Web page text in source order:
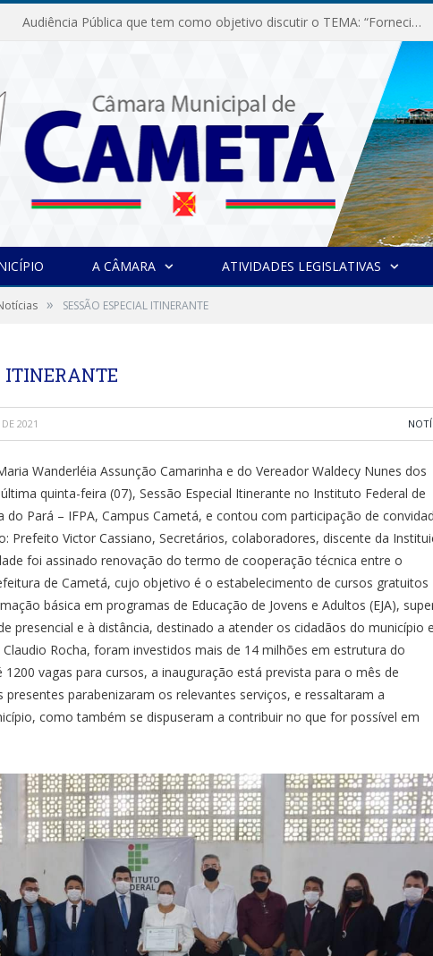
Audiência Pública que tem como objetivo discutir o TEMA: “Fornecimento de Energia Elétrica em Debate: Tarifas, Qualidade e Atendimento dos Serviços”
A CÂMARA ATIVIDADES LEGISLATIVAS
» SESSÃO ESPECIAL ITINERANTE
ITINERANTE
2021
Wanderléia Assunção Camarinha e do Vereador Waldecy Nunes dos
quinta-feira (07), Sessão Especial Itinerante no Instituto Federal de
do Pará – IFPA, Campus Cametá, e contou com participação de
Prefeito Victor Cassiano, Secretários, colaboradores, discente da
foi assinado renovação do termo de cooperação técnica entre o
de Cametá, cujo objetivo é o estabelecimento de cursos gratuitos
básica em programas de Educação de Jovens e Adultos (EJA),
presencial e à distância, destinado a atender os cidadãos do município
Rocha, foram investidos mais de 14 milhões em estrutura do
vagas para cursos, a inauguração está prevista para o mês de
parabenizaram os relevantes serviços, e ressaltaram a
como também se dispuseram a contribuir no que for possível em